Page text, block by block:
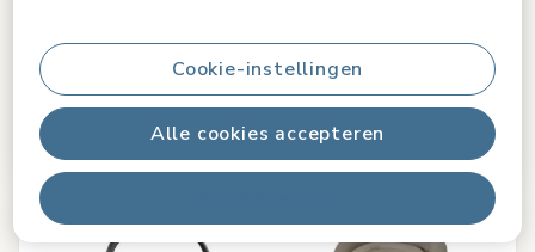
Alle cookies accepteren
Cookie-instellingen
bescherming bij zijdelingse botsingen|Intuïtieve FlexiSpin-
rotatie met één hand|
€ 349,99
Op voorraad